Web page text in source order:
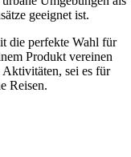
geeignet ist.
die perfekte Wahl für
Produkt vereinen
sei es für
Reisen.